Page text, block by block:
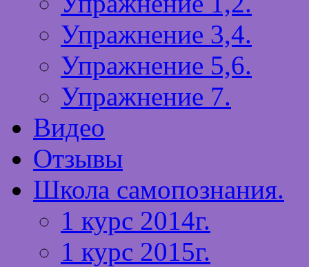
Упражнение 3,4.
Упражнение 5,6.
Упражнение 7.
Видео
Отзывы
Школа самопознания.
1 курс 2014г.
1 курс 2015г.